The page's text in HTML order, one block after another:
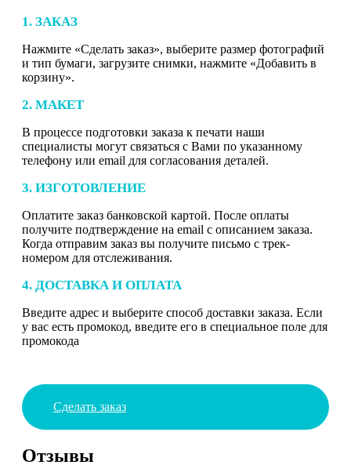
1. ЗАКАЗ
Нажмите «Сделать заказ», выберите размер фотографий
и тип бумаги, загрузите снимки, нажмите «Добавить в
корзину».
2. МАКЕТ
В процессе подготовки заказа к печати наши
специалисты могут связаться с Вами по указанному
телефону или email для согласования деталей.
3. ИЗГОТОВЛЕНИЕ
Оплатите заказ банковской картой. После оплаты
получите подтверждение на email с описанием заказа.
Когда отправим заказ вы получите письмо с трек-
номером для отслеживания.
4. ДОСТАВКА И ОПЛАТА
Введите адрес и выберите способ доставки заказа. Если
у вас есть промокод, введите его в специальное поле для
промокода
Сделать заказ
Отзывы